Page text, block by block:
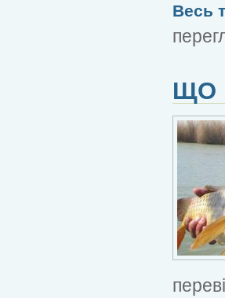
Весь
ЩО